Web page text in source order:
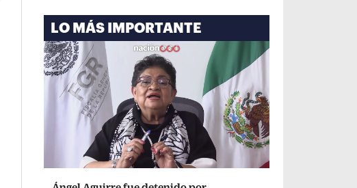
LO MÁS IMPORTANTE